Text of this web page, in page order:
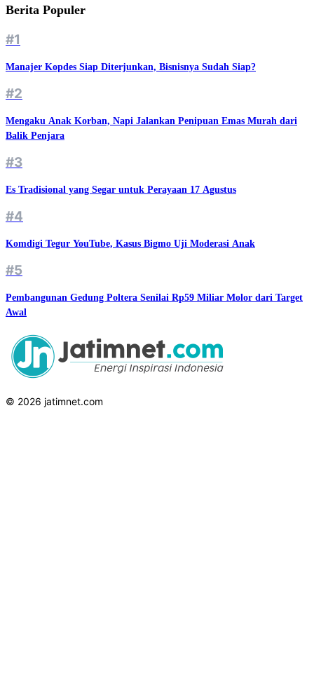
Berita Populer
#1
Manajer Kopdes Siap Diterjunkan, Bisnisnya Sudah Siap?
#2
Mengaku Anak Korban, Napi Jalankan Penipuan Emas Murah dari
Balik Penjara
#3
Es Tradisional yang Segar untuk Perayaan 17 Agustus
#4
Komdigi Tegur YouTube, Kasus Bigmo Uji Moderasi Anak
#5
Pembangunan Gedung Poltera Senilai Rp59 Miliar Molor dari Target
Awal
© 2026 jatimnet.com